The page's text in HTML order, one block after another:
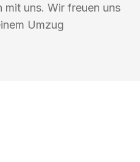
mit uns. Wir freuen uns
Umzug